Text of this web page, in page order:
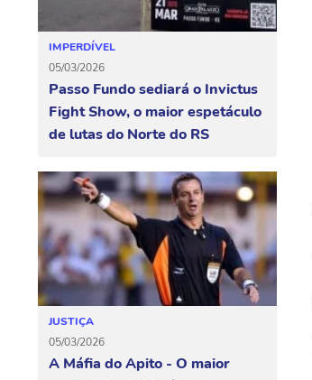
IMPERDÍVEL
05/03/2026
Passo Fundo sediará o Invictus
Fight Show, o maior espetáculo
de lutas do Norte do RS
JUSTIÇA
05/03/2026
A Máfia do Apito - O maior